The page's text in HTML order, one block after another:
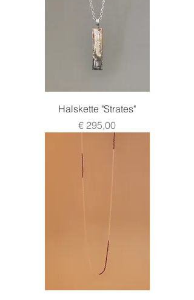
Halskette "Strates"
Preis
€ 295,00